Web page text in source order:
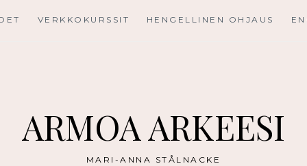
VERKKOKURSSIT HENGELLINEN OHJAUS
ARMOA ARKEESI
MARI-ANNA STÅLNACKE